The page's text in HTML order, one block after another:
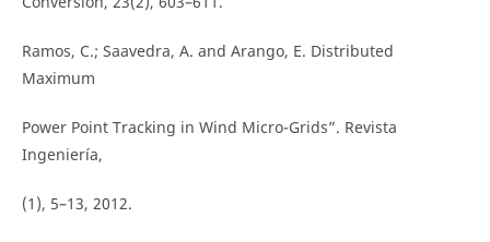
Ramos, C.; Saavedra, A. and Arango, E. Distributed
Maximum
Power Point Tracking in Wind Micro-Grids”. Revista
Ingeniería,
(1), 5–13, 2012.